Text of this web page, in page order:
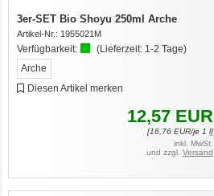
3er-SET Bio Shoyu 250ml Arche
Artikel-Nr.: 1955021M
Verfügbarkeit: (Lieferzeit: 1-2 Tage)
Arche
Diesen Artikel merken
12,57 EUR
[16,76EUR/je 1 l]
inkl. MwSt.
und zzgl. Versand